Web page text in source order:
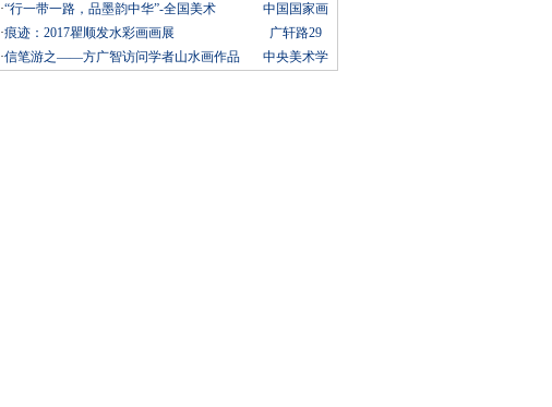
·“行一带一路，品墨韵中华”-全国美术
中国国家画
·痕迹：2017瞿顺发水彩画画展
广轩路29
·信笔游之——方广智访问学者山水画作品 中央美术学